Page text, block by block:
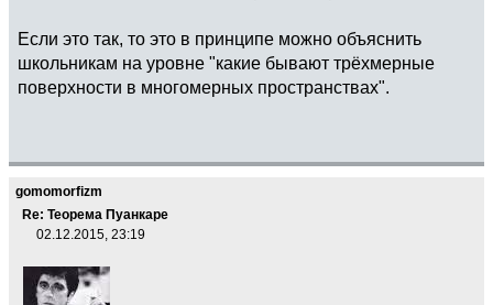
Если это так, то это в принципе можно объяснить
школьникам на уровне "какие бывают трёхмерные
поверхности в многомерных пространствах".
gomomorfizm
Re: Теорема Пуанкаре
02.12.2015, 23:19